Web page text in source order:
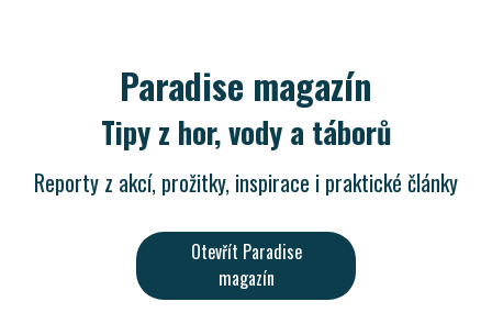
Paradise magazín
Tipy z hor, vody a táborů
Reporty z akcí, prožitky, inspirace i praktické články
Otevřít Paradise
magazín